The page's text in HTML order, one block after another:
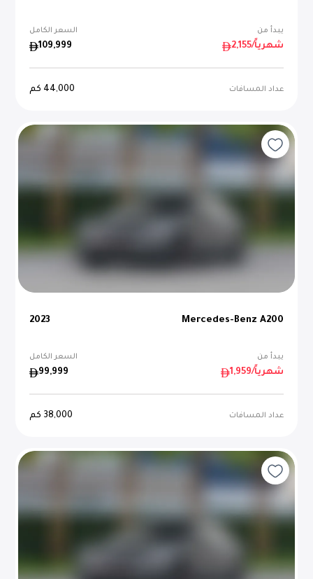
يبدأ من السعر الكامل
2,155 /شهرياً 109,999
عداد المسافات 44,000 كم
Mercedes-Benz A200
2023
يبدأ من السعر الكامل
1,959 /شهرياً 99,999
عداد المسافات 38,000 كم